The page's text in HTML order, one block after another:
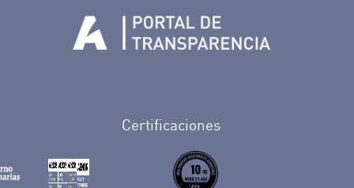
en Facebook
de Tenerife en Twitter
de Tenerife en Instagram
Whatsapp de Auditorio de Tenerife
al perfil de Auditorio de Tenerife en Youtube
Certificaciones